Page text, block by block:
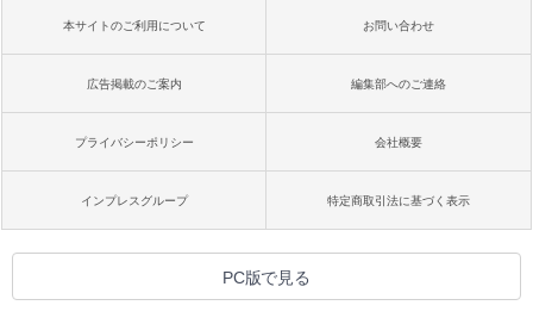
本サイトのご利用について お問い合わせ
広告掲載のご案内 編集部へのご連絡
プライバシーポリシー 会社概要
インプレスグループ 特定商取引法に基づく表示
PC版で見る